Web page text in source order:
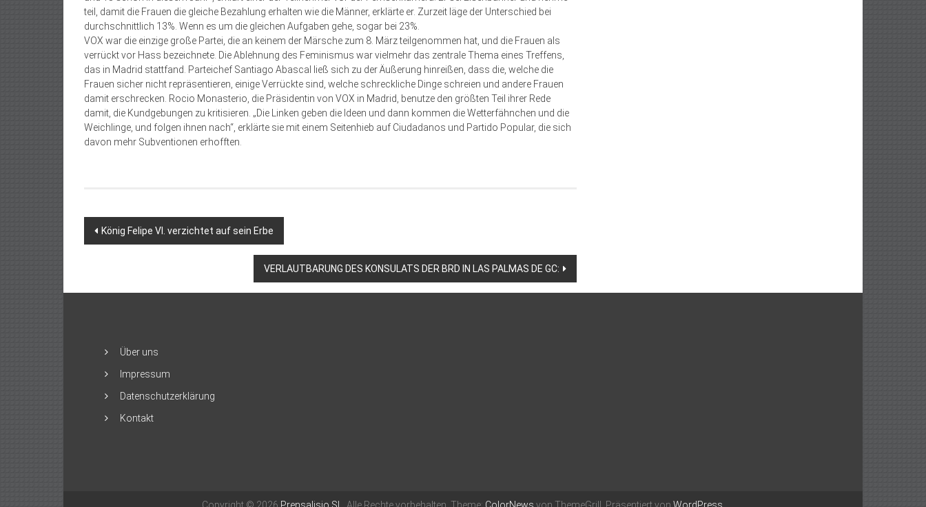
teil, damit die Frauen die gleiche Bezahlung erhalten wie die Männer, erklärte er. Zurzeit läge der Unterschied bei
durchschnittlich 13%. Wenn es um die gleichen Aufgaben gehe, sogar bei 23%.
VOX war die einzige große Partei, die an keinem der Märsche zum 8. März teilgenommen hat, und die Frauen als
verrückt vor Hass bezeichnete. Die Ablehnung des Feminismus war vielmehr das zentrale Thema eines Treffens,
das in Madrid stattfand. Parteichef Santiago Abascal ließ sich zu der Äußerung hinreißen, dass die, welche die
Frauen sicher nicht repräsentieren, einige Verrückte sind, welche schreckliche Dinge schreien und andere Frauen
damit erschrecken. Rocio Monasterio, die Präsidentin von VOX in Madrid, benutze den größten Teil ihrer Rede
damit, die Kundgebungen zu kritisieren. „Die Linken geben die Ideen und dann kommen die Wetterfähnchen und die
Weichlinge, und folgen ihnen nach“, erklärte sie mit einem Seitenhieb auf Ciudadanos und Partido Popular, die sich
davon mehr Subventionen erhofften.
Beitragsnavigation
König Felipe VI. verzichtet auf sein Erbe
VERLAUTBARUNG DES KONSULATS DER BRD IN LAS PALMAS DE GC:
Über uns
Impressum
Datenschutzerklärung
Kontakt
Copyright © 2026 Prensalisio SL . Alle Rechte vorbehalten. Theme: ColorNews von ThemeGrill. Präsentiert von WordPress